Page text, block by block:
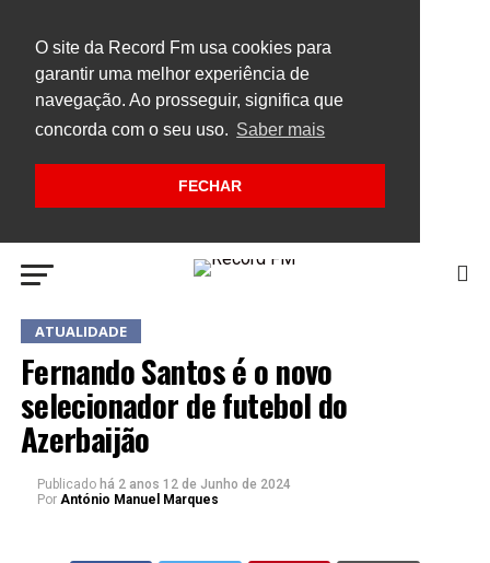
O site da Record Fm usa cookies para
garantir uma melhor experiência de
navegação. Ao prosseguir, significa que
concorda com o seu uso. Saber mais
FECHAR
ATUALIDADE
Fernando Santos é o novo
selecionador de futebol do
Azerbaijão
Publicado há 2 anos 12 de Junho de 2024
Por António Manuel Marques